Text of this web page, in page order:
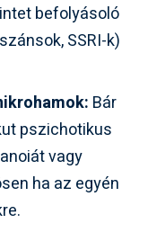
befolyásoló
SSRI-k)
Bár
pszichotikus
vagy
ha az egyén